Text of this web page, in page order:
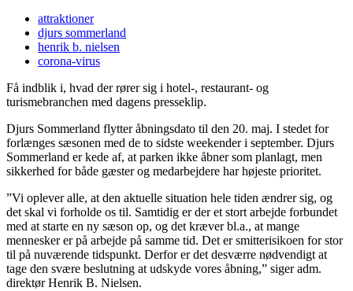
attraktioner
djurs sommerland
henrik b. nielsen
corona-virus
Få indblik i, hvad der rører sig i hotel-, restaurant- og
turismebranchen med dagens presseklip.
Djurs Sommerland flytter åbningsdato til den 20. maj. I stedet for
forlænges sæsonen med de to sidste weekender i september. Djurs
Sommerland er kede af, at parken ikke åbner som planlagt, men
sikkerhed for både gæster og medarbejdere har højeste prioritet.
”Vi oplever alle, at den aktuelle situation hele tiden ændrer sig, og
det skal vi forholde os til. Samtidig er der et stort arbejde forbundet
med at starte en ny sæson op, og det kræver bl.a., at mange
mennesker er på arbejde på samme tid. Det er smitterisikoen for stor
til på nuværende tidspunkt. Derfor er det desværre nødvendigt at
tage den svære beslutning at udskyde vores åbning,” siger adm.
direktør Henrik B. Nielsen.